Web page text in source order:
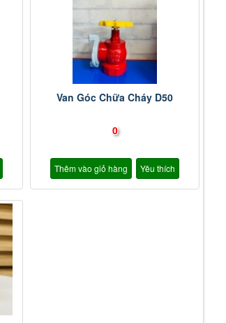
Van Góc Chữa Cháy D50
0
Thêm vào giỏ hàng Yêu thích